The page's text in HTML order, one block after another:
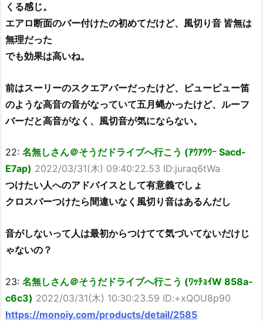
くる感じ。
エアロ断面のバー付けたの初めてだけど、風切り音 皆無は
無理だった
でも効果は高いね。
前はスーリーのスクエアバーだったけど、ピューピュー笛
のような高音の音がなっていて五月蝿かったけど、ルーフ
バーだと高音がなく、風切音が気にならない。
22: 名無しさん＠そうだドライブへ行こう (ｱｳｱｳｳｰ Sacd-
E7ap) 2022/03/31(木) 09:40:22.53 ID:juraq6tWa
つけたい人へのアドバイスとして有意義でしょ
クロスバーつけたら間違いなく風切り音はあるんだし
音がしないって人は最初からつけてて気づいてないだけじ
ゃないの？
23: 名無しさん＠そうだドライブへ行こう (ﾜｯﾁｮｲW 858a-
c6c3) 2022/03/31(木) 10:30:23.59 ID:+xQOU8p90
https://monoiy.com/products/detail/2585